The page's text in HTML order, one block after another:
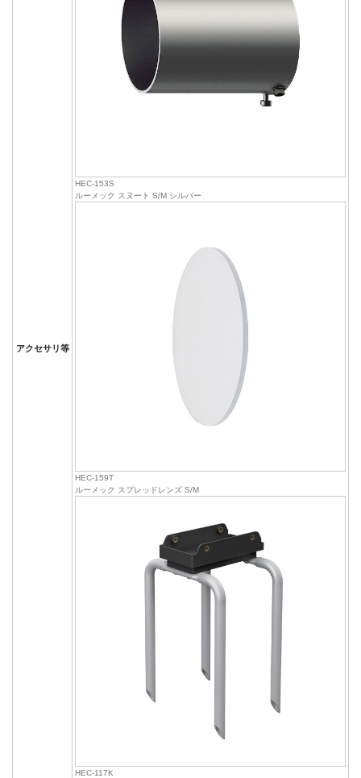
アクセサリ等
HEC-153S
ルーメック スヌート S/M シルバー
HEC-159T
ルーメック スプレッドレンズ S/M
HEC-117K